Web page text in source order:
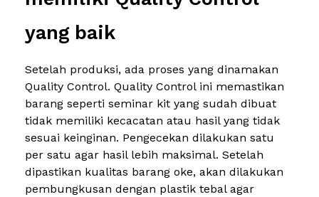
yang baik
Setelah produksi, ada proses yang dinamakan
Quality Control. Quality Control ini memastikan
barang seperti seminar kit yang sudah dibuat
tidak memiliki kecacatan atau hasil yang tidak
sesuai keinginan. Pengecekan dilakukan satu
per satu agar hasil lebih maksimal. Setelah
dipastikan kualitas barang oke, akan dilakukan
pembungkusan dengan plastik tebal agar